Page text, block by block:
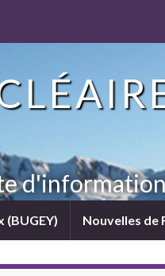
(BUGEY) Nouvelles de